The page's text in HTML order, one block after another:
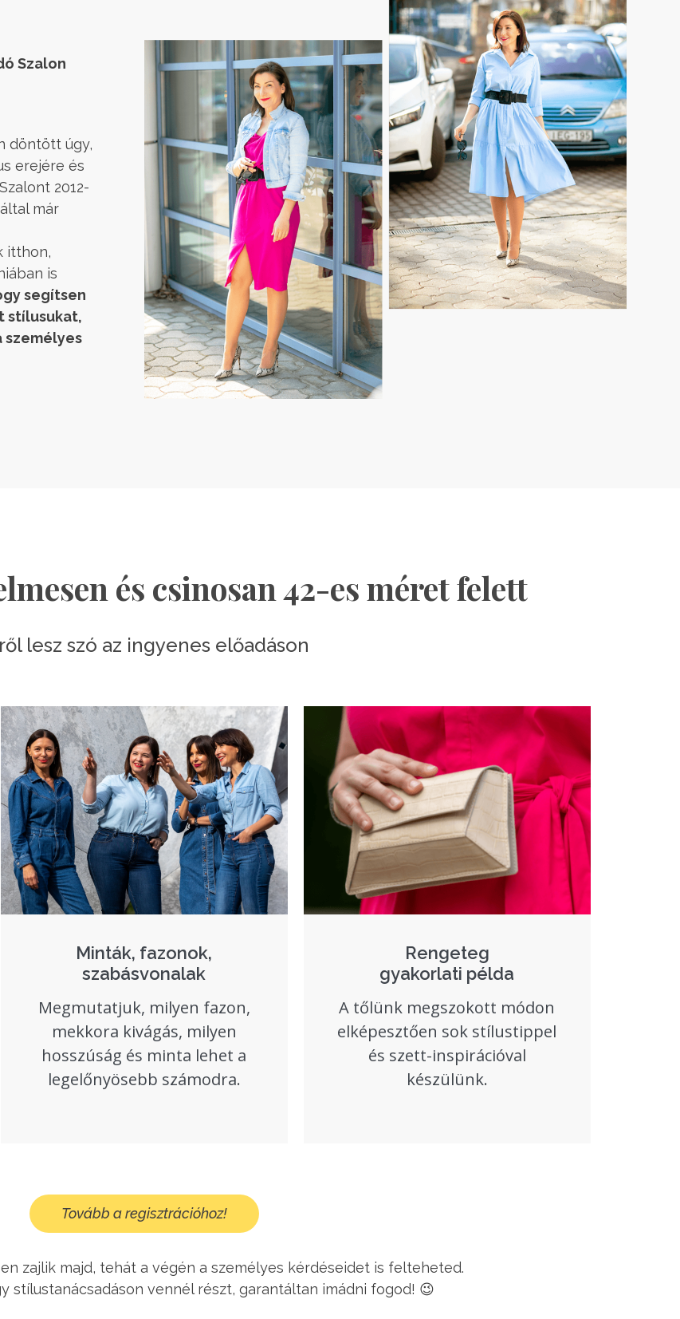
Szalon
döntött úgy,
erejére és
2012-
már
itthon,
is
segítsen
stílusukat,
személyes
és csinosan 42-es méret felett
lesz szó az ingyenes előadáson
Minták, fazonok,
szabásvonalak​
Megmutatjuk, milyen fazon,
mekkora kivágás, milyen
hosszúság és minta lehet a
legelőnyösebb számodra.​
Rengeteg
gyakorlati példa​
A tőlünk megszokott módon
elképesztően sok stílustippel
és szett-inspirációval
készülünk.​
Tovább a regisztrációhoz!
zajlik majd, tehát a végén a személyes kérdéseidet is felteheted.
stílustanácsadáson vennél részt, garantáltan imádni fogod! 😉